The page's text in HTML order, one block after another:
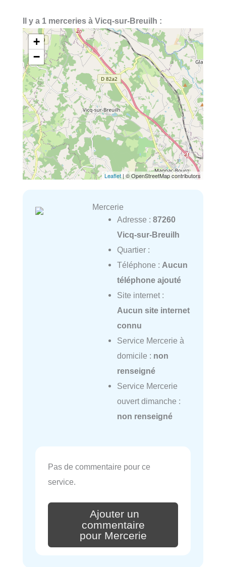
Il y a 1 merceries à Vicq-sur-Breuilh :
+
−
Leaflet | © OpenStreetMap contributors
Mercerie
Adresse : 87260
Vicq-sur-Breuilh
Quartier :
Téléphone : Aucun
téléphone ajouté
Site internet :
Aucun site internet
connu
Service Mercerie à
domicile : non
renseigné
Service Mercerie
ouvert dimanche :
non renseigné
Pas de commentaire pour ce
service.
Ajouter un
commentaire
pour Mercerie